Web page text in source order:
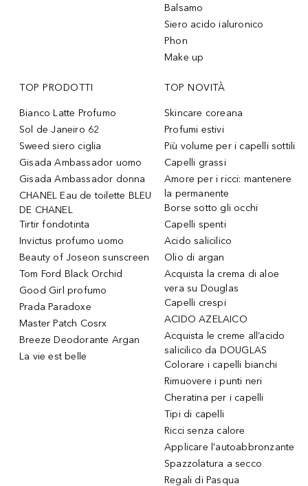
Balsamo
Siero acido ialuronico
Phon
Make up
TOP PRODOTTI
Bianco Latte Profumo
Sol de Janeiro 62
Sweed siero ciglia
Gisada Ambassador uomo
Gisada Ambassador donna
CHANEL Eau de toilette BLEU
DE CHANEL
Tirtir fondotinta
Invictus profumo uomo
Beauty of Joseon sunscreen
Tom Ford Black Orchid
Good Girl profumo
Prada Paradoxe
Master Patch Cosrx
Breeze Deodorante Argan
La vie est belle
TOP NOVITÀ
Skincare coreana
Profumi estivi
Più volume per i capelli sottili
Capelli grassi
Amore per i ricci: mantenere
la permanente
Borse sotto gli occhi
Capelli spenti
Acido salicilico
Olio di argan
Acquista la crema di aloe
vera su Douglas
Capelli crespi
ACIDO AZELAICO
Acquista le creme all’acido
salicilico da DOUGLAS
Colorare i capelli bianchi
Rimuovere i punti neri
Cheratina per i capelli
Tipi di capelli
Ricci senza calore
Applicare l'autoabbronzante
Spazzolatura a secco
Regali di Pasqua